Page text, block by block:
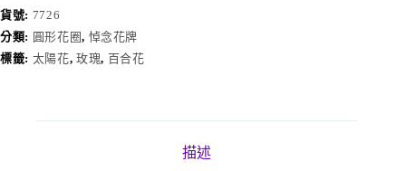
貨號: 7726
分類: 圓形花圈, 悼念花牌
標籤: 太陽花, 玫瑰, 百合花
描述